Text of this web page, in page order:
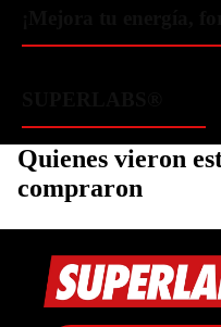
Quienes vieron
compraron